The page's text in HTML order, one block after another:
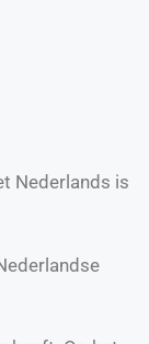
Nederlands is